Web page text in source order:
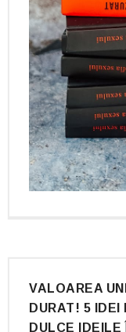
VALOAREA
DURAT! 5 IDEI
DULCE